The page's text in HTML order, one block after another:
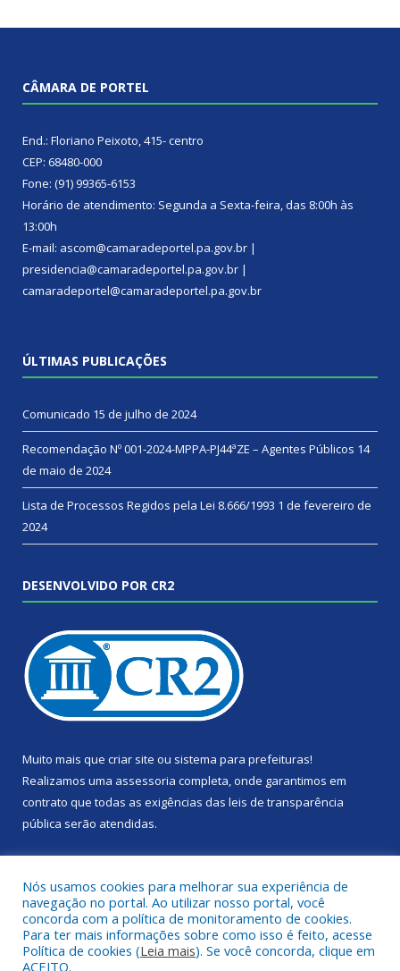
CÂMARA DE PORTEL
End.: Floriano Peixoto, 415- centro
CEP: 68480-000
Fone: (91) 99365-6153
Horário de atendimento: Segunda a Sexta-feira, das 8:00h às
13:00h
E-mail: ascom@camaradeportel.pa.gov.br |
presidencia@camaradeportel.pa.gov.br |
camaradeportel@camaradeportel.pa.gov.br
ÚLTIMAS PUBLICAÇÕES
Comunicado 15 de julho de 2024
Recomendação Nº 001-2024-MPPA-PJ44ªZE – Agentes Públicos 14
de maio de 2024
Lista de Processos Regidos pela Lei 8.666/1993 1 de fevereiro de
2024
DESENVOLVIDO POR CR2
Muito mais que criar site ou sistema para prefeituras!
Realizamos uma assessoria completa, onde garantimos em
contrato que todas as exigências das leis de transparência
pública serão atendidas.
Todos os direitos reservados a Câmara Municipal de Portel.
Nós usamos cookies para melhorar sua experiência de
navegação no portal. Ao utilizar nosso portal, você
concorda com a política de monitoramento de cookies.
Para ter mais informações sobre como isso é feito, acesse
Política de cookies (Leia mais). Se você concorda, clique em
ACEITO.